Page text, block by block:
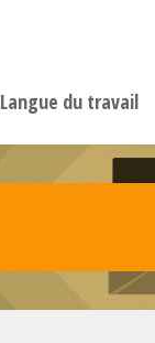
Langue du travail